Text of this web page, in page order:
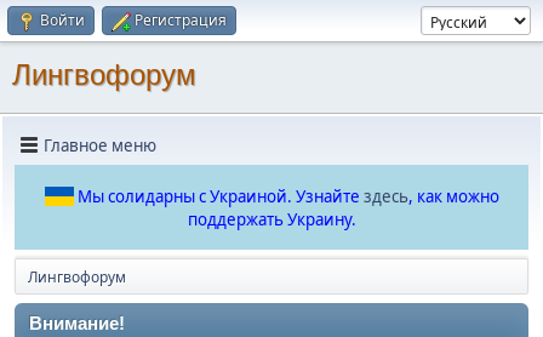
Войти Регистрация
Лингвофорум
Главное меню
Мы солидарны с Украиной. Узнайте здесь, как можно
поддержать Украину.
Лингвофорум
Внимание!